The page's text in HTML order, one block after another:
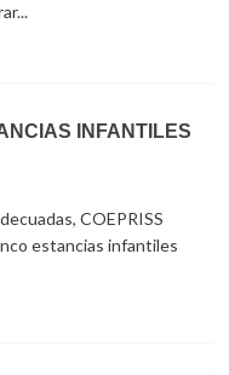
INFANTILES
COEPRISS
estancias infantiles